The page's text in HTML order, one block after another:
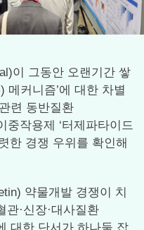
이 그동안 오랜기간 쌓
메커니즘’에 대한 차별
련 동반질환
중작용제 ‘터제파타이드
한 경쟁 우위를 확인해
약물개발 경쟁이 치
·신장·대사질환